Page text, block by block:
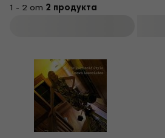
1 - 2 от 2 продукта